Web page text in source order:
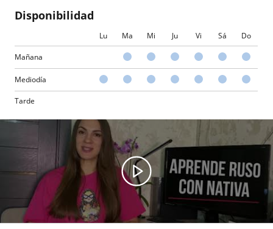
Disponibilidad
Lu Ma Mi Ju Vi Sá Do
Mañana
Mediodía
Tarde